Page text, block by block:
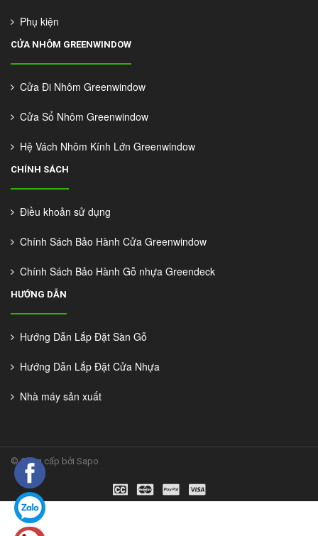
Phụ kiện
CỬA NHÔM GREENWINDOW
Cửa Đi Nhôm Greenwindow
Cửa Sổ Nhôm Greenwindow
Hệ Vách Nhôm Kính Lớn Greenwindow
CHÍNH SÁCH
Điều khoản sử dụng
Chính Sách Bảo Hành Cửa Greenwindow
Chính Sách Bảo Hành Gỗ nhựa Greendeck
HƯỚNG DẪN
Hướng Dẫn Lắp Đặt Sàn Gỗ
Hướng Dẫn Lắp Đặt Cửa Nhựa
Nhà máy sản xuất
©Cung cấp bởi Sapo